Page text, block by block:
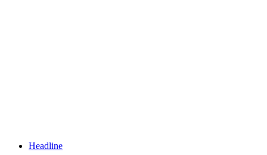
Headline